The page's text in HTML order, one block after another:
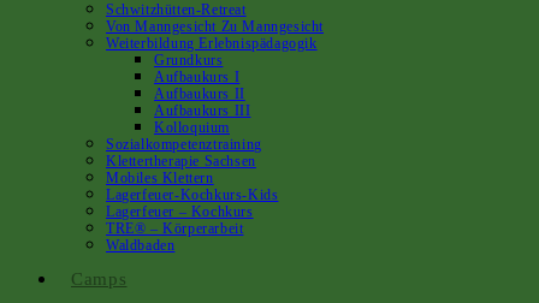
Schwitzhütten-Retreat
Von Manngesicht Zu Manngesicht
Weiterbildung Erlebnispädagogik
Grundkurs
Aufbaukurs I
Aufbaukurs II
Aufbaukurs III
Kolloquium
Sozialkompetenztraining
Klettertherapie Sachsen
Mobiles Klettern
Lagerfeuer-Kochkurs-Kids
Lagerfeuer – Kochkurs
TRE® – Körperarbeit
Waldbaden
Camps